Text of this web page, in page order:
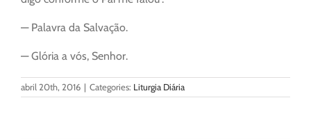
— Palavra da Salvação.
— Glória a vós, Senhor.
abril 20th, 2016 | Categories: Liturgia Diária